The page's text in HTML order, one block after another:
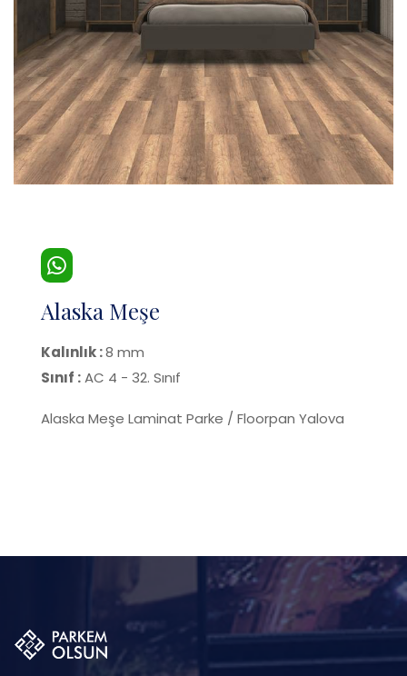
Alaska Meşe
Kalınlık :8 mm
Sınıf :AC 4 - 32. Sınıf
Alaska Meşe Laminat Parke / Floorpan Yalova